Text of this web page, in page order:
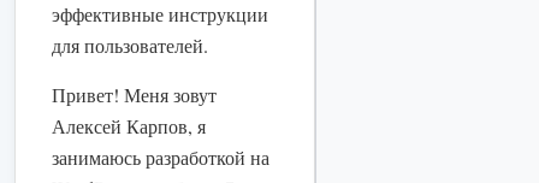
эффективные инструкции
для пользователей.
Привет! Меня зовут
Алексей Карпов, я
занимаюсь разработкой на